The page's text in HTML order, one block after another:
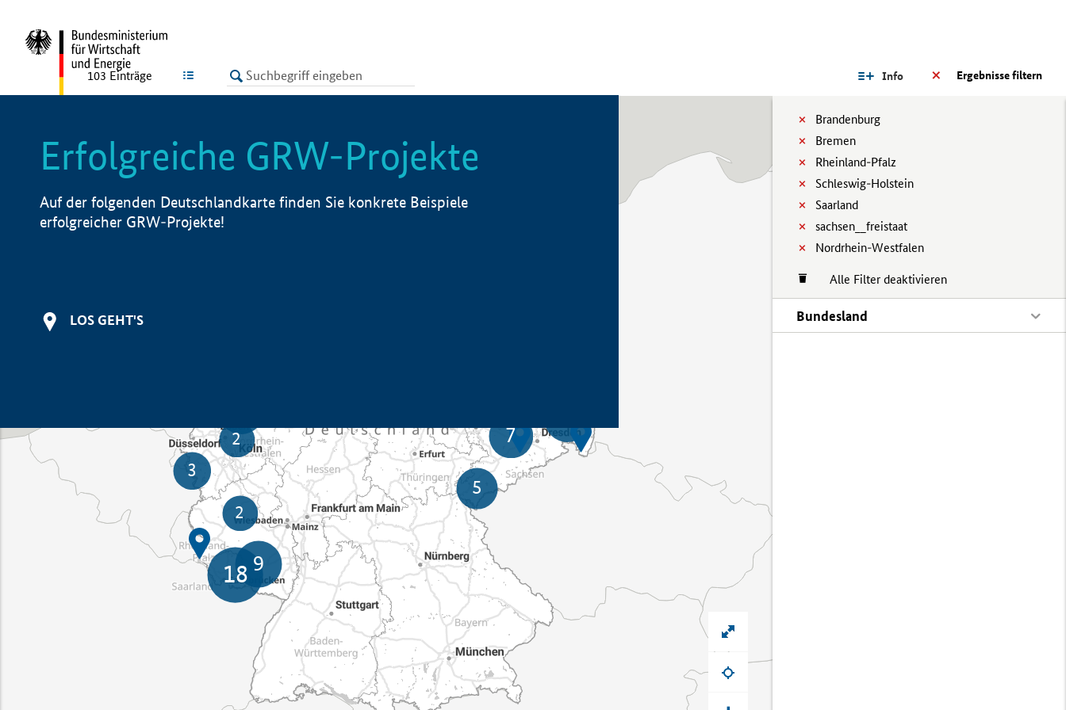
LISTE Ergebnisse filtern
Info
Brandenburg
Bremen
Rheinland-Pfalz
Schleswig-Holstein
Saarland
sachsen__freistaat
Nordrhein-Westfalen
Alle Filter deaktivieren
Bundesland
103 Einträge
Erfolgreiche GRW-Projekte
Auf der folgenden Deutschlandkarte finden Sie konkrete Beispiele
erfolgreicher GRW-Projekte!
LOS GEHT'S